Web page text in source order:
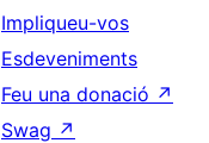
Impliqueu-vos
Esdeveniments
Feu una donació ↗
Swag ↗